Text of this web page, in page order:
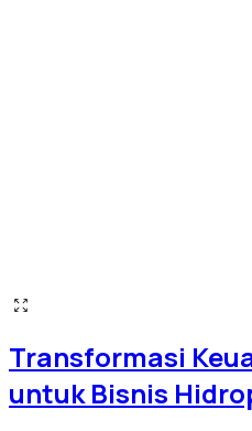
Transformasi
untuk Bisnis